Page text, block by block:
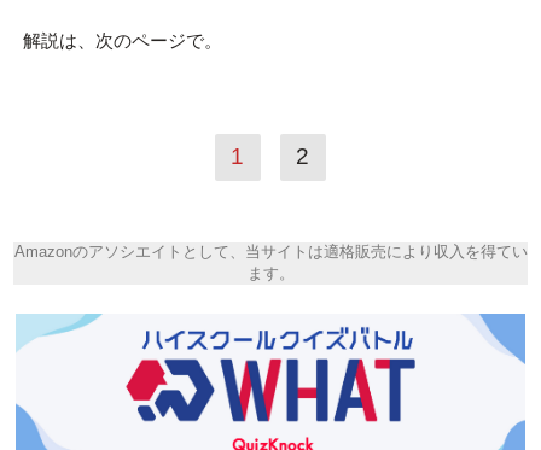
解説は、次のページで。
1 2
Amazonのアソシエイトとして、当サイトは適格販売により収入を得てい
ます。